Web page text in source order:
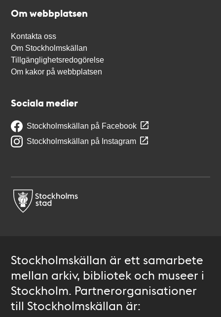
Om webbplatsen
Kontakta oss
Om Stockholmskällan
Tillgänglighetsredogörelse
Om kakor på webbplatsen
Sociala medier
Stockholmskällan på Facebook
Stockholmskällan på Instagram
Stockholmskällan är ett samarbete
mellan arkiv, bibliotek och museer i
Stockholm. Partnerorganisationer
till Stockholmskällan är: